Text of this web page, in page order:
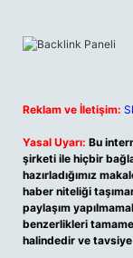
Reklam ve İletişim:
Yasal Uyarı: Bu
şirketi ile hiçbir
hazırladığımız
haber niteliği
paylaşım
benzerlikleri
halindedir ve